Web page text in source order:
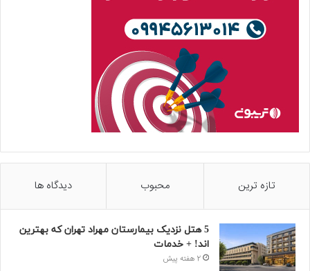
تازه ترین محبوب دیدگاه ها
5 هتل نزدیک بیمارستان مهراد تهران که بهترین‌
اند! + خدمات
2 هفته پیش